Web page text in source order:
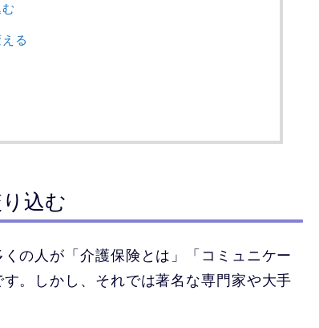
る
込む
の人が「介護保険とは」「コミュニケー
。しかし、それでは著名な専門家や大手